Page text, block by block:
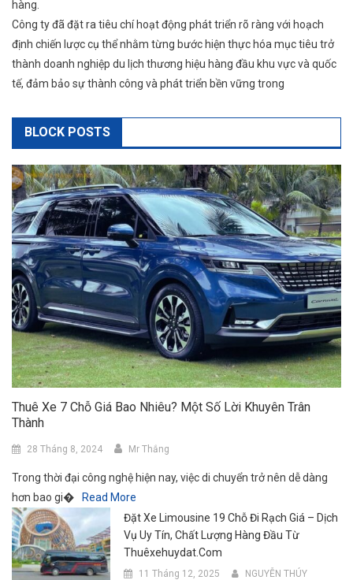
hàng.
Công ty đã đặt ra tiêu chí hoạt động phát triển rõ ràng với hoạch
định chiến lược cụ thể nhằm từng bước hiện thực hóa mục tiêu trở
thành doanh nghiệp du lịch thương hiệu hàng đầu khu vực và quốc
tế, đảm bảo sự thành công và phát triển bền vững trong
BLOCK POSTS
Thuê Xe 7 Chỗ Giá Bao Nhiêu? Một Số Lời Khuyên Trân
Thành
28 Tháng 8, 2024 Mr Thắng
Trong thời đại công nghệ hiện nay, việc di chuyển trở nên dễ dàng
hơn bao gi�
Read More
Đặt Xe Limousine 19 Chỗ Đi Rạch Giá – Dịch
Vụ Uy Tín, Chất Lượng Hàng Đầu Từ
Thuêxehuydat.com
11 Tháng 12, 2025 NGUYỄN THÚY